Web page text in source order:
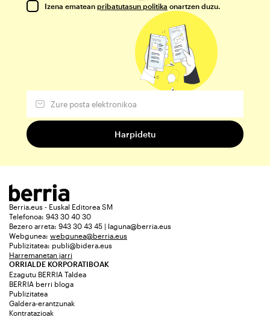
Izena ematean pribatutasun politika onartzen duzu.
Berria.eus - Euskal Editorea SM
Telefonoa: 943 30 40 30
Bezero arreta: 943 30 43 45 | laguna@berria.eus
Webgunea: webgunea@berria.eus
Publizitatea: publi@bidera.eus
Harremanetan jarri
ORRIALDE KORPORATIBOAK
Ezagutu BERRIA Taldea
BERRIA berri bloga
Publizitatea
Galdera-erantzunak
Kontratazioak